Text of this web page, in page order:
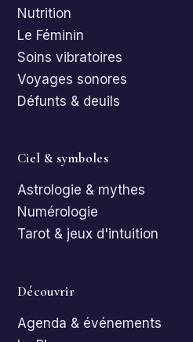
Nutrition
Le Féminin
Soins vibratoires
Voyages sonores
Défunts & deuils
Ciel & symboles
Astrologie & mythes
Numérologie
Tarot & jeux d'intuition
Découvrir
Agenda & événements